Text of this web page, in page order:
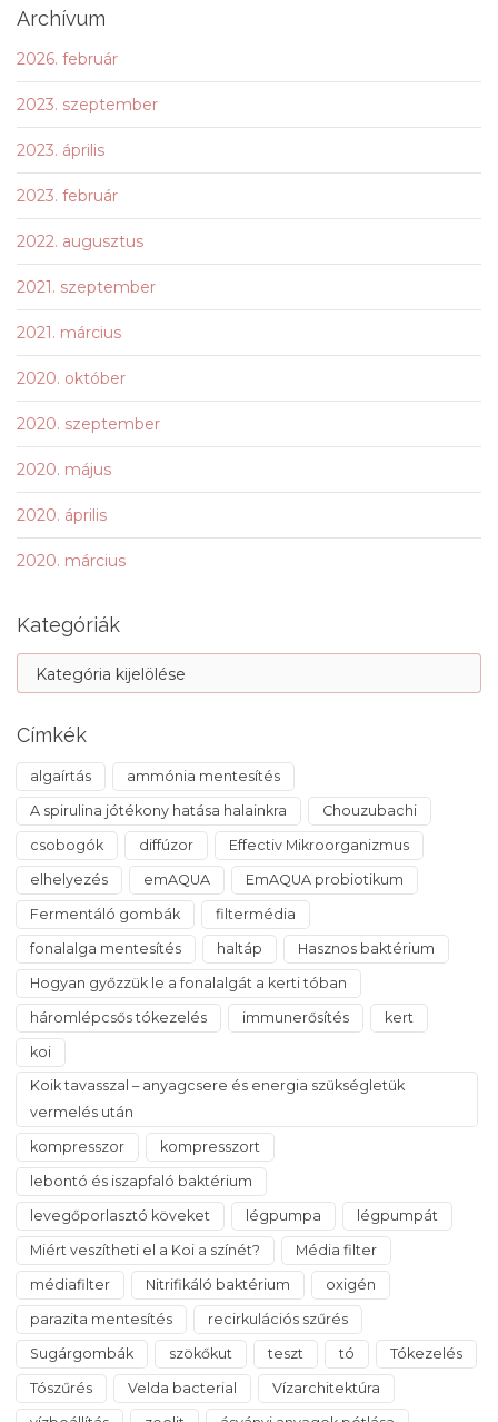
Archívum
2026. február
2023. szeptember
2023. április
2023. február
2022. augusztus
2021. szeptember
2021. március
2020. október
2020. szeptember
2020. május
2020. április
2020. március
Kategóriák
Címkék
algaírtás ammónia mentesítés
A spirulina jótékony hatása halainkra Chouzubachi
csobogók diffúzor Effectiv Mikroorganizmus
elhelyezés emAQUA EmAQUA probiotikum
Fermentáló gombák filtermédia
fonalalga mentesítés haltáp Hasznos baktérium
Hogyan győzzük le a fonalalgát a kerti tóban
háromlépcsős tókezelés immunerősítés kert
koi
Koik tavasszal – anyagcsere és energia szükségletük
vermelés után
kompresszor kompresszort
lebontó és iszapfaló baktérium
levegőporlasztó köveket légpumpa légpumpát
Miért veszítheti el a Koi a színét? Média filter
médiafilter Nitrifikáló baktérium oxigén
parazita mentesítés recirkulációs szűrés
Sugárgombák szökőkut teszt tó Tókezelés
Tószűrés Velda bacterial Vízarchitektúra